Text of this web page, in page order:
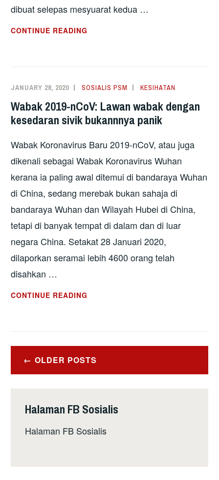
dibuat selepas mesyuarat kedua …
CONTINUE READING
AWAM
GLOBAL
JANUARY 28, 2020 SOSIALIS PSM KESIHATAN
Wabak 2019-nCoV: Lawan wabak dengan
kesedaran sivik bukannnya panik
Wabak Koronavirus Baru 2019-nCoV, atau juga
dikenali sebagai Wabak Koronavirus Wuhan
kerana ia paling awal ditemui di bandaraya Wuhan
di China, sedang merebak bukan sahaja di
bandaraya Wuhan dan Wilayah Hubei di China,
tetapi di banyak tempat di dalam dan di luar
negara China. Setakat 28 Januari 2020,
dilaporkan seramai lebih 4600 orang telah
disahkan …
CONTINUE READING
DENGAN
KESEDARAN
Posts
navigation
OLDER POSTS
Halaman FB Sosialis
Halaman FB Sosialis